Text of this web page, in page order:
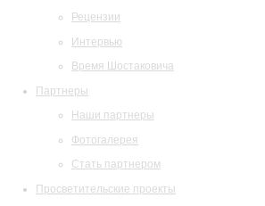
Рецензии
Интервью
Время Шостаковича
Партнеры
Наши партнеры
Фотогалерея
Стать партнером
Просветительские проекты